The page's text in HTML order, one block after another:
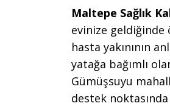
Maltepe Sağlık
evinize geldiğinde
hasta yakınının
yatağa bağımlı
Gümüşsuyu
destek